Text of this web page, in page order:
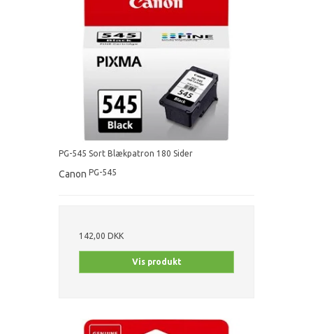
PG-545 Sort Blækpatron 180 Sider
Canon PG-545
142,00 DKK
Vis produkt